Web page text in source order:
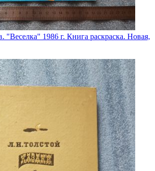
"Веселка" 1986 г. Книга раскраска. Новая,